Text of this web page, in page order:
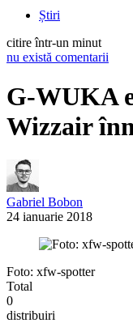
Știri
citire într-un minut
nu există comentarii
G-WUKA
Wizzair
Gabriel Bobon
24 ianuarie 2018
Foto: xfw-spotter
Total
0
distribuiri